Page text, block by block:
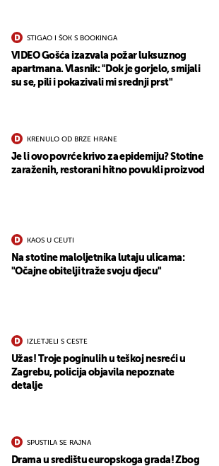
STIGAO I ŠOK S BOOKINGA
VIDEO Gošća izazvala požar luksuznog
apartmana. Vlasnik: "Dok je gorjelo, smijali
su se, pili i pokazivali mi srednji prst"
KRENULO OD BRZE HRANE
Je li ovo povrće krivo za epidemiju? Stotine
zaraženih, restorani hitno povukli proizvod
KAOS U CEUTI
Na stotine maloljetnika lutaju ulicama:
"Očajne obitelji traže svoju djecu"
IZLETJELI S CESTE
Užas! Troje poginulih u teškoj nesreći u
Zagrebu, policija objavila nepoznate
detalje
SPUSTILA SE RAJNA
Drama u središtu europskoga grada! Zbog